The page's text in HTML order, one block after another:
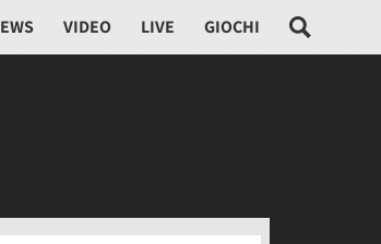
VIDEO LIVE GIOCHI